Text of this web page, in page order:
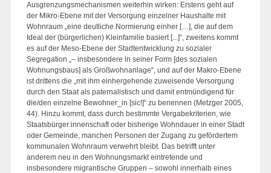
Ausgrenzungsmechanismen weiterhin wirken: Erstens geht auf
der Mikro-Ebene mit der Versorgung einzelner Haushalte mit
Wohnraum „eine deutliche Normierung einher […], die auf dem
Ideal der (bürgerlichen) Kleinfamilie basiert [...]“, zweitens kommt
es auf der Meso-Ebene der Stadtentwicklung zu sozialer
Segregation „– insbesondere in seiner Form [des sozialen
Wohnungsbaus] als Großwohnanlage“, und auf der Makro-Ebene
ist drittens die „mit ihm einhergehende zuweisende Versorgung
durch den Staat als paternalistisch und damit entmündigend für
die/den einzelne Bewohner_in [sic!]“ zu benennen (Metzger 2005,
44). Hinzu kommt, dass durch bestimmte Vergabekriterien, wie
Staatsbürger:innenschaft oder bisherige Wohndauer in einer Stadt
oder Gemeinde, manchen Personen der Zugang zu gefördertem
kommunalen Wohnraum verwehrt bleibt. Das betrifft unter
anderem neu in den Wohnungsmarkt eintretende und
insbesondere migrantische Gruppen – sowohl innerhalb eines